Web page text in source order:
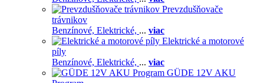
Prevzdušňovače
trávnikov
Benzínové, Elektrické, ... viac
Elektrické a motorové
píly
Benzínové, Elektrické, ... viac
GÜDE 12V AKU